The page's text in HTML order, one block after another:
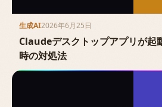
生成AI2026年6月25日
Claudeデスクトップアプリが起
時の対処法